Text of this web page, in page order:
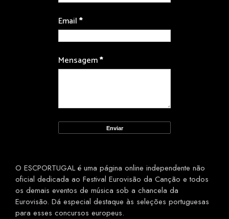
Email*
Mensagem*
O ESCPORTUGAL é uma página online independente não
oficial dedicada ao Festival Eurovisão da Canção e todos
os demais eventos de música sob a chancela da
Eurovisão. Dá especial destaque às seleções portuguesas
para esses concursos europeus.